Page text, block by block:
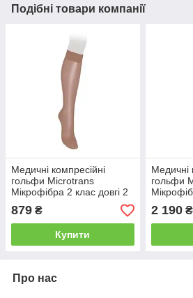
Подібні товари компанії
Медичні компресійні
гольфи Microtrans
Мікрофібра 2 клас довгі 2
879 ₴
Купити
Медичні
гольфи
2 190₴
Про нас